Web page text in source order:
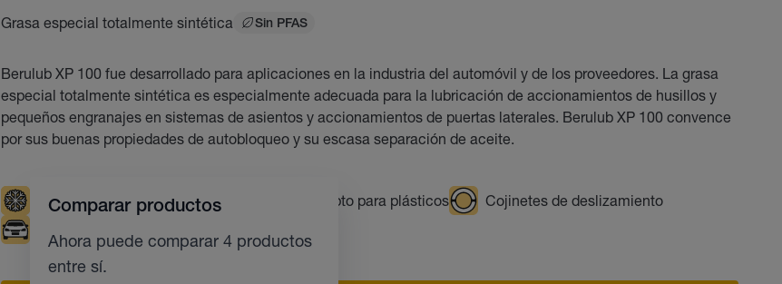
Grasa especial totalmente sintética Sin PFAS
Berulub XP 100 fue desarrollado para aplicaciones en la industria del automóvil y de los proveedores. La grasa
especial totalmente sintética es especialmente adecuada para la lubricación de accionamientos de husillos y
pequeños engranajes en sistemas de asientos y accionamientos de puertas laterales. Berulub XP 100 convence
por sus buenas propiedades de autobloqueo y su escasa separación de aceite.
Bajas Temperaturas Indicador UV Apto para plásticos
Cojinetes de deslizamiento
Comparar productos
Ahora puede comparar 4 productos
entre sí.